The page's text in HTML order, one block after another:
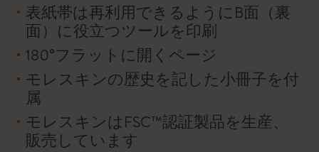
表紙帯は再利用できるようにB面（裏
面）に役立つツールを印刷
180°フラットに開くページ
モレスキンの歴史を記した小冊子を付
属
モレスキンはFSC™認証製品を生産、
販売しています